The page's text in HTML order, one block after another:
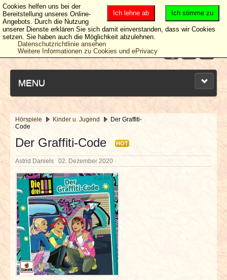
MENU
NEUESTE ARTIKEL
NEWS & DATES
BERICHTE
VERLOSUNGEN
INTERVIEWS
SPECIALS
Hörspiele Kinder u. Jugend
Der Graffiti-
Code
Der Graffiti-Code HOT
Astrid Daniels 02. Dezember 2020
Ich stimme zu
Ich lehne ab
Cookies helfen uns bei der
Bereitstellung unseres Online-
Angebots. Durch die Nutzung
unserer Dienste erklären Sie sich damit einverstanden, dass wir Cookies
setzen. Sie haben auch die Möglichkeit abzulehnen.
Datenschutzrichtlinie ansehen
Weitere Informationen zu Cookies und ePrivacy